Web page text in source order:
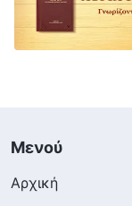
Μενού
Αρχική